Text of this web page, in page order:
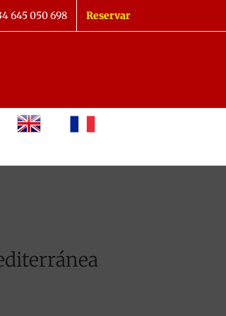
645 050 698 Reservar
inglés francés